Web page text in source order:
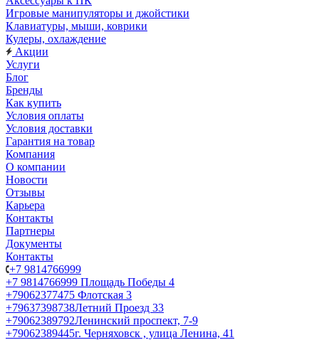
Игровые манипуляторы и джойстики
Клавиатуры, мыши, коврики
Кулеры, охлаждение
Акции
Услуги
Блог
Бренды
Как купить
Условия оплаты
Условия доставки
Гарантия на товар
Компания
О компании
Новости
Отзывы
Карьера
Контакты
Партнеры
Документы
Контакты
+7 9814766999
+7 9814766999 Площадь Победы 4
+79062377475 Флотская 3
+79637398738Летний Проезд 33
+79062389792Ленинский проспект, 7-9
+79062389445г. Черняховск , улица Ленина, 41